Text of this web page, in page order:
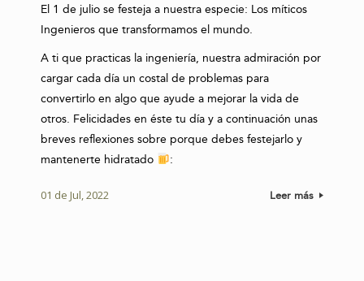
El 1 de julio se festeja a nuestra especie: Los míticos
Ingenieros que transformamos el mundo.
A ti que practicas la ingeniería, nuestra admiración por
cargar cada día un costal de problemas para
convertirlo en algo que ayude a mejorar la vida de
otros. Felicidades en éste tu día y a continuación unas
breves reflexiones sobre porque debes festejarlo y
mantenerte hidratado
:
01 de Jul, 2022 Leer más